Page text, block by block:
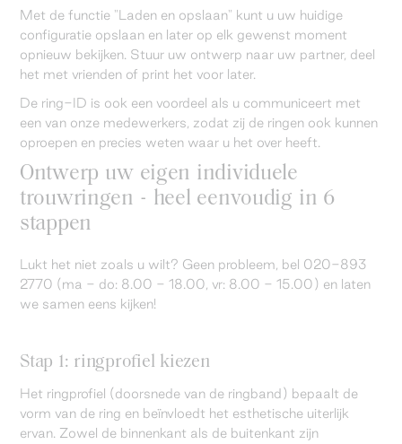
Met de functie "Laden en opslaan" kunt u uw huidige
configuratie opslaan en later op elk gewenst moment
opnieuw bekijken. Stuur uw ontwerp naar uw partner, deel
het met vrienden of print het voor later.
De ring-ID is ook een voordeel als u communiceert met
een van onze medewerkers, zodat zij de ringen ook kunnen
oproepen en precies weten waar u het over heeft.
Ontwerp uw eigen individuele
trouwringen - heel eenvoudig in 6
stappen
Lukt het niet zoals u wilt? Geen probleem, bel 020-893
2770 (ma - do: 8.00 - 18.00, vr: 8.00 - 15.00) en laten
we samen eens kijken!
Stap 1: ringprofiel kiezen
Het ringprofiel (doorsnede van de ringband) bepaalt de
vorm van de ring en beïnvloedt het esthetische uiterlijk
ervan. Zowel de binnenkant als de buitenkant zijn